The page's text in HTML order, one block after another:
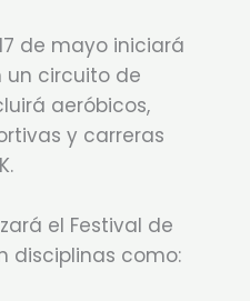
de mayo iniciará
un circuito de
aeróbicos,
y carreras
el Festival de
disciplinas como: